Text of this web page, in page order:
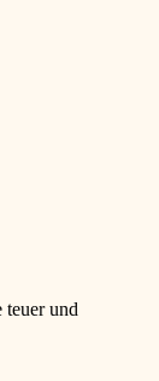
und